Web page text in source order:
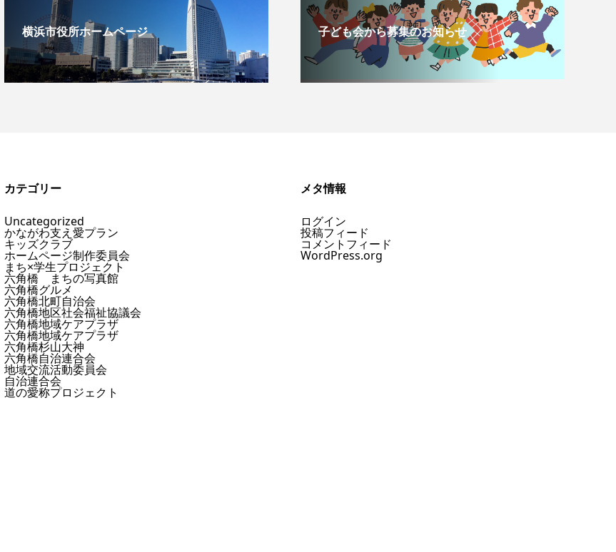
横浜市役所ホームページ 子ども会から募集のお知らせ
カテゴリー
Uncategorized
かながわ支え愛プラン
キッズクラブ
ホームページ制作委員会
まち×学生プロジェクト
六角橋 まちの写真館
六角橋グルメ
六角橋北町自治会
六角橋地区社会福祉協議会
六角橋地域ケアプラザ
六角橋地域ケアプラザ
六角橋杉山大神
六角橋自治連合会
地域交流活動委員会
自治連合会
道の愛称プロジェクト
メタ情報
ログイン
投稿フィード
コメントフィード
WordPress.org